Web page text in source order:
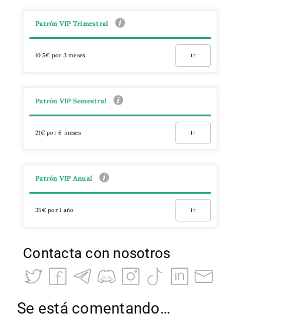
Patrón VIP Trimestral
10,5€ por 3 meses Ir
Patrón VIP Semestral
21€ por 6 meses Ir
Patrón VIP Anual
35€ por 1 año Ir
Contacta con nosotros
Se está comentando…